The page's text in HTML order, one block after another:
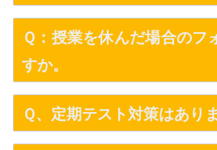
Ｑ：授業を休んだ場合のフ
すか。
Ｑ、定期テスト対策はあり